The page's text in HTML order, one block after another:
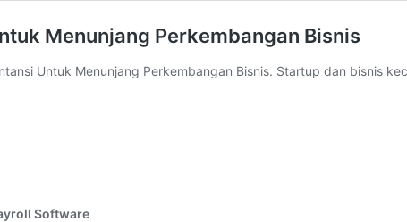
Menunjang Perkembangan Bisnis
Untuk Menunjang Perkembangan Bisnis. Startup dan bisnis
Software